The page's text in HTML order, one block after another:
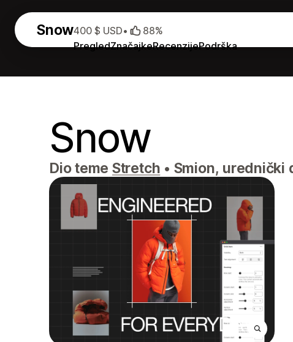
Snow
PregledZnačajkeRecenzijePodrška
400 $ USD• 88%
Snow
Dio teme Stretch • Smion, urednički